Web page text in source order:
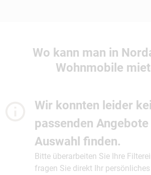
Wo kann man in
Wohnmobile
Wir konnten leider
passenden
Auswahl finden.
Bitte überarbeiten Sie Ihre
fragen Sie direkt Ihr